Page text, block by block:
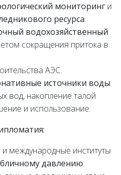
мониторинг и
ресурса.
водохозяйственный
сокращения притока в
АЭС.
источники воды
вод, накопление талой
и использование.
международные институты
давлению.